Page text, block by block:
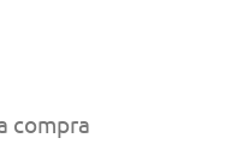
compra